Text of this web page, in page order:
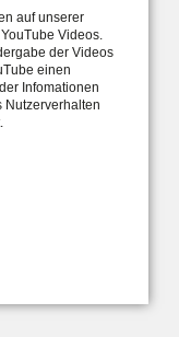
auf unserer
Videos.
der Videos
einen
Infomationen
Nutzerverhalten